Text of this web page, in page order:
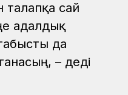
талапқа сай
адалдық
да
– деді